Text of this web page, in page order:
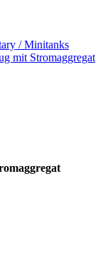
/ Minitanks
mit Stromaggregat